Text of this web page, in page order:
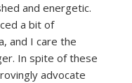
and energetic.
a bit of
and I care the
In spite of these
advocate